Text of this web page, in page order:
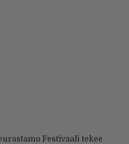
Festivaali tekee